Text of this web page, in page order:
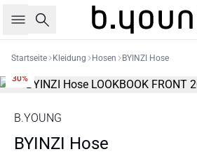
Suche
Startseite Kleidung Hosen BYINZI Hose
30%
B.YOUNG
BYINZI Hose